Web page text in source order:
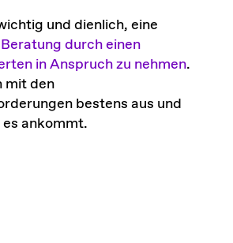
und dienlich, eine
durch einen
in Anspruch zu nehmen.
mit den
bestens aus und
ankommt.